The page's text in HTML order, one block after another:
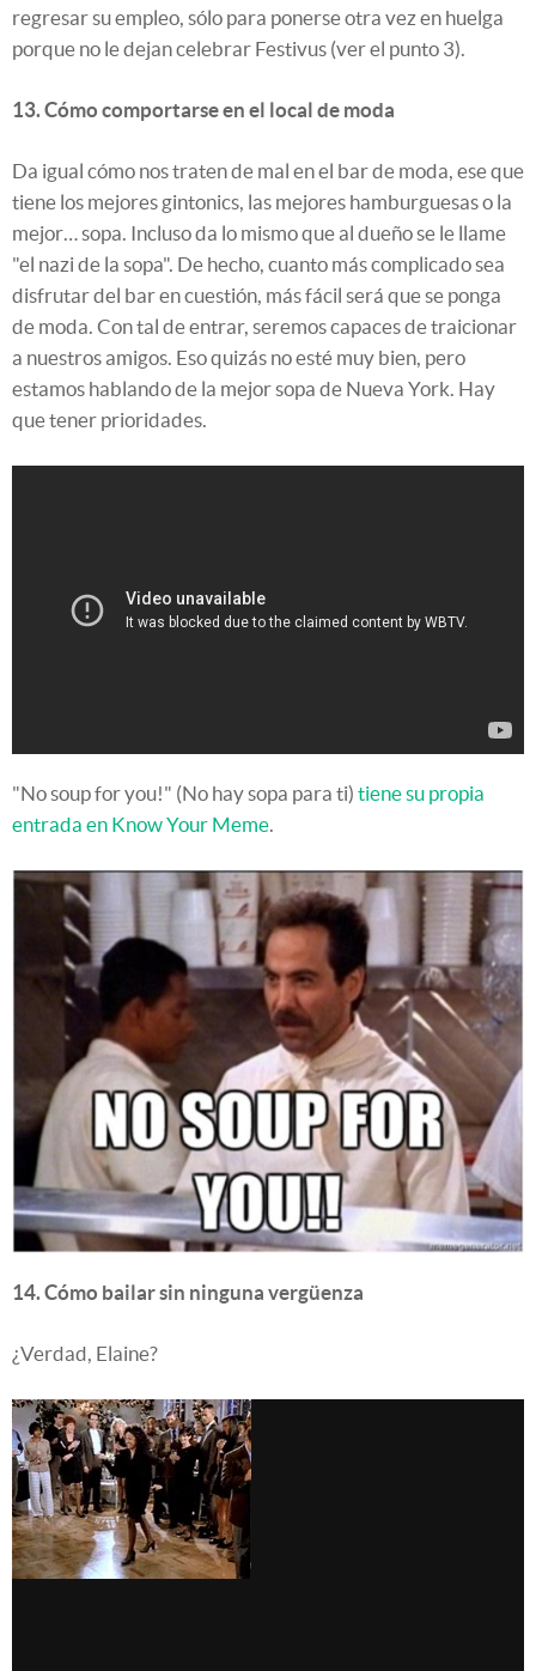
regresar su empleo, sólo para ponerse otra vez en huelga
porque no le dejan celebrar Festivus (ver el punto 3).
13. Cómo comportarse en el local de moda
Da igual cómo nos traten de mal en el bar de moda, ese que
tiene los mejores gintonics, las mejores hamburguesas o la
mejor… sopa. Incluso da lo mismo que al dueño se le llame
"el nazi de la sopa". De hecho, cuanto más complicado sea
disfrutar del bar en cuestión, más fácil será que se ponga
de moda. Con tal de entrar, seremos capaces de traicionar
a nuestros amigos. Eso quizás no esté muy bien, pero
estamos hablando de la mejor sopa de Nueva York. Hay
que tener prioridades.
"No soup for you!" (No hay sopa para ti) tiene su propia
entrada en Know Your Meme.
14. Cómo bailar sin ninguna vergüenza
¿Verdad, Elaine?